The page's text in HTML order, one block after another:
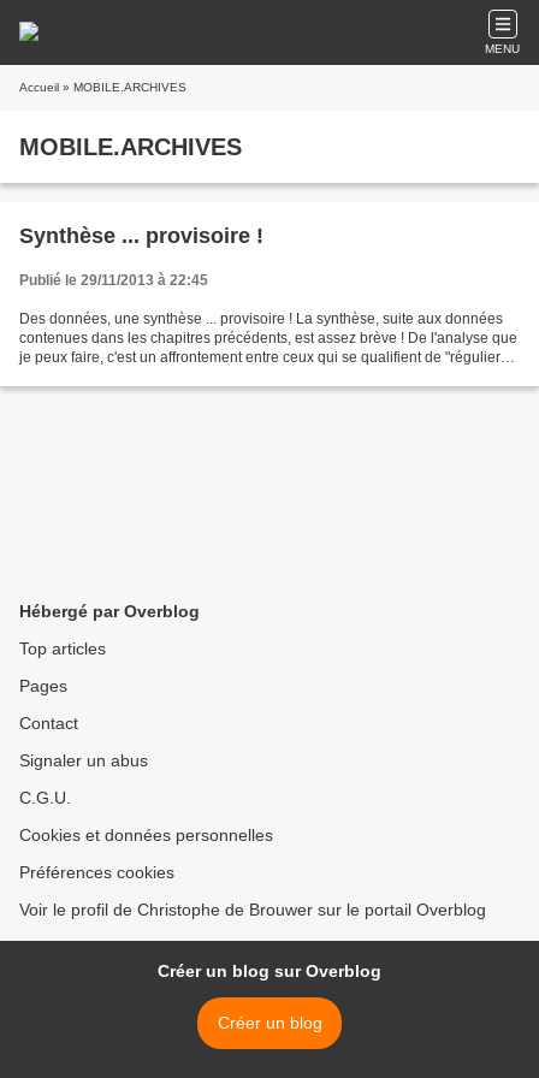
MENU
Accueil » MOBILE.ARCHIVES
MOBILE.ARCHIVES
Synthèse ... provisoire !
Publié le 29/11/2013 à 22:45
Des données, une synthèse ... provisoire ! La synthèse, suite aux données
contenues dans les chapitres précédents, est assez brève ! De l'analyse que
je peux faire, c'est un affrontement entre ceux qui se qualifient de "réguliers"
Hébergé par Overblog
Top articles
Pages
Contact
Signaler un abus
C.G.U.
Cookies et données personnelles
Préférences cookies
Voir le profil de Christophe de Brouwer sur le portail Overblog
Créer un blog sur Overblog
Créer un blog